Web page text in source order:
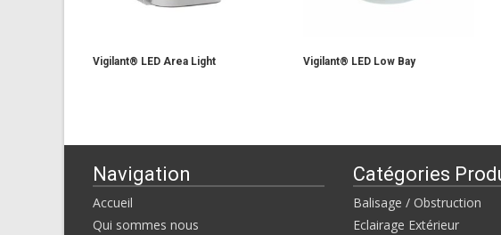
Vigilant® LED Area Light Vigilant® LED Low Bay
Navigation
Accueil
Qui sommes nous
Catégories
Balisage / Obstruction
Eclairage Extérieur